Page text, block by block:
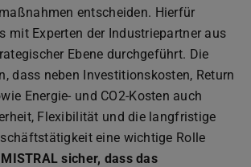
entscheiden. Hierfür
mit Experten der Industriepartner aus
Ebene durchgeführt. Die
dass neben Investitionskosten, Return
Energie- und CO2-Kosten auch
Flexibilität und die langfristige
eine wichtige Rolle
sicher, dass das